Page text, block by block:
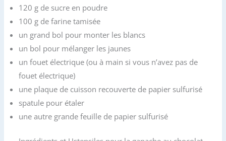
120 g de sucre en poudre
100 g de farine tamisée
un grand bol pour monter les blancs
un bol pour mélanger les jaunes
un fouet électrique (ou à main si vous n’avez pas de
fouet électrique)
une plaque de cuisson recouverte de papier sulfurisé
spatule pour étaler
une autre grande feuille de papier sulfurisé